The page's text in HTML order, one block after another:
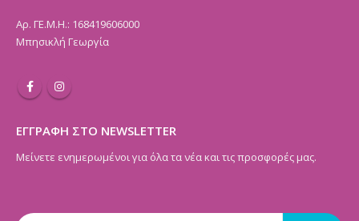
Αρ. ΓΕ.Μ.Η.: 168419606000
Μπησικλή Γεωργία
ΕΓΓΡΑΦΗ ΣΤΟ NEWSLETTER
Μείνετε ενημερωμένοι για όλα τα νέα και τις προσφορές μας.